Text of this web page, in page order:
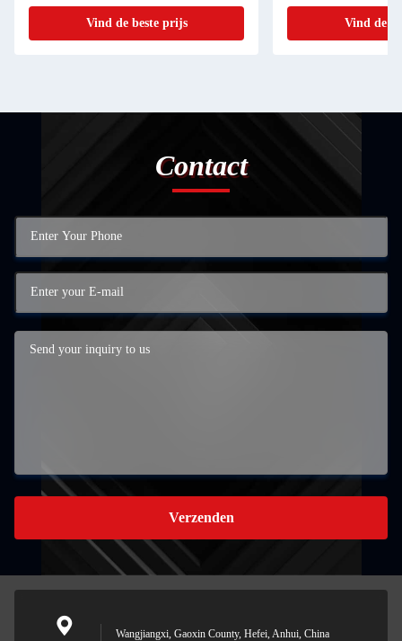
Vind de beste prijs Vind de
Contact
Verzenden
Wangjiangxi, Gaoxin County, Hefei, Anhui, China